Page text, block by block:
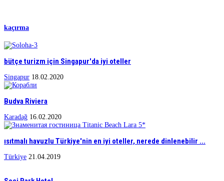
kaçırma
bütçe turizm için Singapur'da iyi oteller
Singapur 18.02.2020
Budva Riviera
Karadağ 16.02.2020
ısıtmalı havuzlu Türkiye'nin en iyi oteller, nerede dinlenebilir ...
Türkiye 21.04.2019